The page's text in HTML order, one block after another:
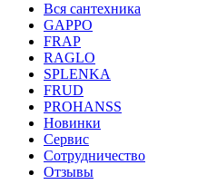
Вся сантехника
GAPPO
FRAP
RAGLO
SPLENKA
FRUD
PROHANSS
Новинки
Сервис
Сотрудничество
Отзывы